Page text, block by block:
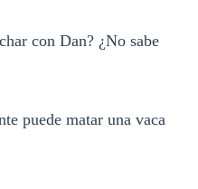
con Dan? ¿No sabe
puede matar una vaca